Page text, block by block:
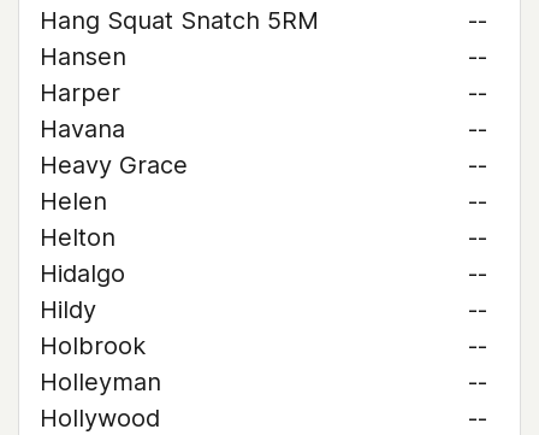
Hang Squat Snatch 5RM
--
Hansen
--
Harper
--
Havana
--
Heavy Grace
--
Helen
--
Helton
--
Hidalgo
--
Hildy
--
Holbrook
--
Holleyman
--
Hollywood
--